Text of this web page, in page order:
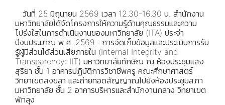
วันที่ 25 มิถุนายน 2569 เวลา 12.30-16.30 น. สำนักงาน
มหาวิทยาลัยได้จัดโครงการให้ความรู้ด้านคุณธรรมและความ
โปร่งใสในการดำเนินงานของมหาวิทยาลัย (ITA) ประจำ
ปีงบประมาณ พ.ศ. 2569 : การจัดเก็บข้อมูลและประเมินการรับ
รู้ผู้มีส่วนได้ส่วนเสียภายใน (Internal Integrity and
Transparency: IIT) มหาวิทยาลัยทักษิณ ณ ห้องประชุมแสง
สุริยา ชั้น 1 อาคารปฏิบัติการวิชาชีพครู คณะศึกษาศาสตร์
วิทยาเขตสงขลา และถ่ายทอดสัญญาณไปยังห้องประชุมสภา
มหาวิทยาลัย ชั้น 2 อาคารบริหารและสำนักงานกลาง วิทยาเขต
พัทลุง